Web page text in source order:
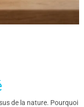
de la nature. Pourquoi